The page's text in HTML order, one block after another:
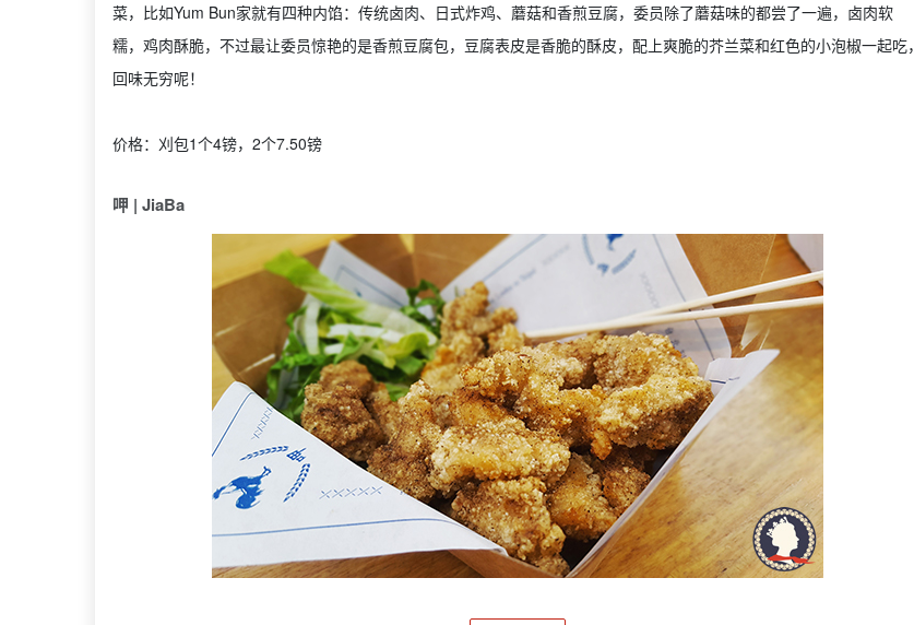
菜，比如Yum Bun家就有四种内馅：传统卤肉、日式炸鸡、蘑菇和香煎豆腐，委员除了蘑菇味的都尝了一遍，卤肉软
糯，鸡肉酥脆，不过最让委员惊艳的是香煎豆腐包，豆腐表皮是香脆的酥皮，配上爽脆的芥兰菜和红色的小泡椒一起吃，
回味无穷呢！
价格：刈包1个4镑，2个7.50镑
呷 | JiaBa